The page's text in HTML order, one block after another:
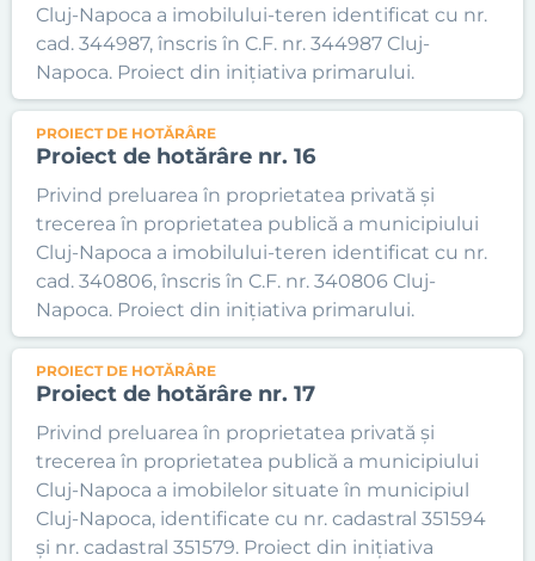
Cluj-Napoca a imobilului-teren identificat cu nr.
cad. 344987, înscris în C.F. nr. 344987 Cluj-
Napoca. Proiect din inițiativa primarului.
PROIECT DE HOTĂRÂRE
Proiect de hotărâre nr. 16
Privind preluarea în proprietatea privată și
trecerea în proprietatea publică a municipiului
Cluj-Napoca a imobilului-teren identificat cu nr.
cad. 340806, înscris în C.F. nr. 340806 Cluj-
Napoca. Proiect din inițiativa primarului.
PROIECT DE HOTĂRÂRE
Proiect de hotărâre nr. 17
Privind preluarea în proprietatea privată și
trecerea în proprietatea publică a municipiului
Cluj-Napoca a imobilelor situate în municipiul
Cluj-Napoca, identificate cu nr. cadastral 351594
și nr. cadastral 351579. Proiect din inițiativa